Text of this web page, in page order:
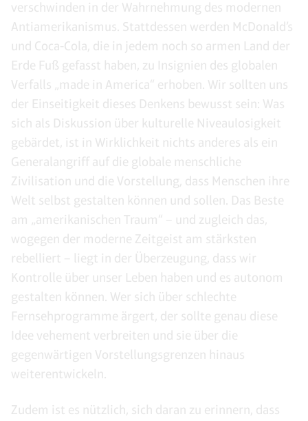
verschwinden in der Wahrnehmung des modernen
Antiamerikanismus. Stattdessen werden McDonald’s
und Coca-Cola, die in jedem noch so armen Land der
Erde Fuß gefasst haben, zu Insignien des globalen
Verfalls „made in America“ erhoben. Wir sollten uns
der Einseitigkeit dieses Denkens bewusst sein: Was
sich als Diskussion über kulturelle Niveaulosigkeit
gebärdet, ist in Wirklichkeit nichts anderes als ein
Generalangriff auf die globale menschliche
Zivilisation und die Vorstellung, dass Menschen ihre
Welt selbst gestalten können und sollen. Das Beste
am „amerikanischen Traum“ – und zugleich das,
wogegen der moderne Zeitgeist am stärksten
rebelliert – liegt in der Überzeugung, dass wir
Kontrolle über unser Leben haben und es autonom
gestalten können. Wer sich über schlechte
Fernsehprogramme ärgert, der sollte genau diese
Idee vehement verbreiten und sie über die
gegenwärtigen Vorstellungsgrenzen hinaus
weiterentwickeln.
Zudem ist es nützlich, sich daran zu erinnern, dass